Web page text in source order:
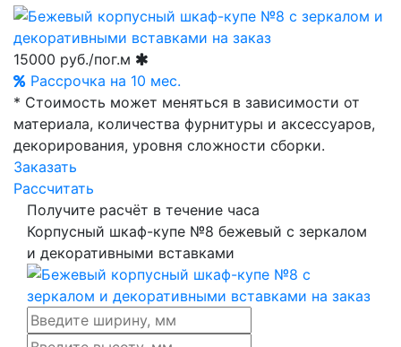
15000 руб./пог.м
Рассрочка на 10 мес.
* Стоимость может меняться в зависимости от
материала, количества фурнитуры и аксессуаров,
декорирования, уровня сложности сборки.
Заказать
Рассчитать
Получите расчёт в течение часа
Корпусный шкаф-купе №8 бежевый с зеркалом
и декоративными вставками